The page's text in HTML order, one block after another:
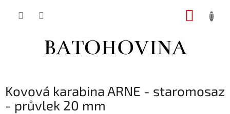
Kovová karabina ARNE - staromosaz
- průvlek 20 mm